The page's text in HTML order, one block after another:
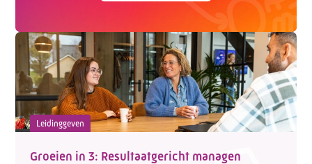
Leidinggeven
Groeien in 3: Resultaatgericht managen